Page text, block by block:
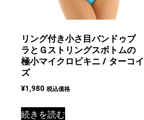
リング付き小さ目バンドゥブ
ラとＧストリングスボトムの
極小マイクロビキニ / ターコイ
ズ
¥1,980 税込価格
続きを読む